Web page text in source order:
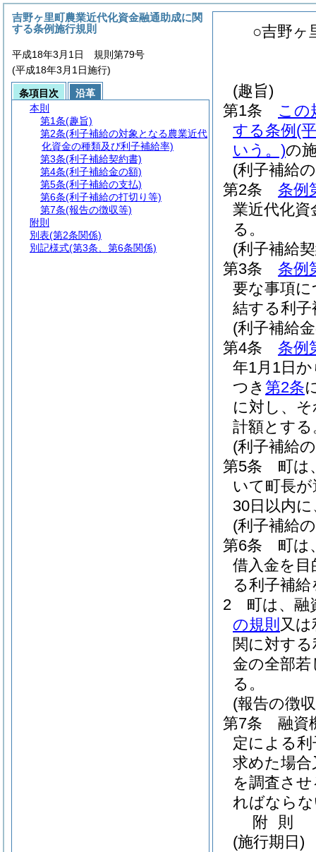
○吉野ヶ
(趣旨)
第1条
この
する条例 (
いう。)の
(利子補給
第2条
条例
業近代化資
る。
(利子補給
第3条
条例
要な事項
結する利子
(利子補給
第4条
条例
年1月1日
つき 第2条
に対し、
計額とする
(利子補給
第5条
町は
いて町長
30日以内
(利子補給
第6条
町は
借入金を
る利子補
2
町は、融
の規則 又
関に対す
金の全部
る。
(報告の徴
第7条
融資
定による
求めた場
を調査さ
ればなら
附 則
(施行期日)
吉野ヶ里町農業近代化資金融通助成に関
する条例施行規則
平成18年3月1日 規則第79号
(平成18年3月1日施行)
条項目次
沿革
本則
第1条(趣旨)
第2条(利子補給の対象となる農業近代
化資金の種類及び利子補給率)
第3条(利子補給契約書)
第4条(利子補給金の額)
第5条(利子補給の支払)
第6条(利子補給の打切り等)
第7条(報告の徴収等)
附則
別表(第2条関係)
別記様式(第3条、第6条関係)